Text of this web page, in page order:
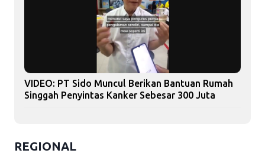
VIDEO: PT Sido Muncul Berikan Bantuan Rumah
Singgah Penyintas Kanker Sebesar 300 Juta
REGIONAL